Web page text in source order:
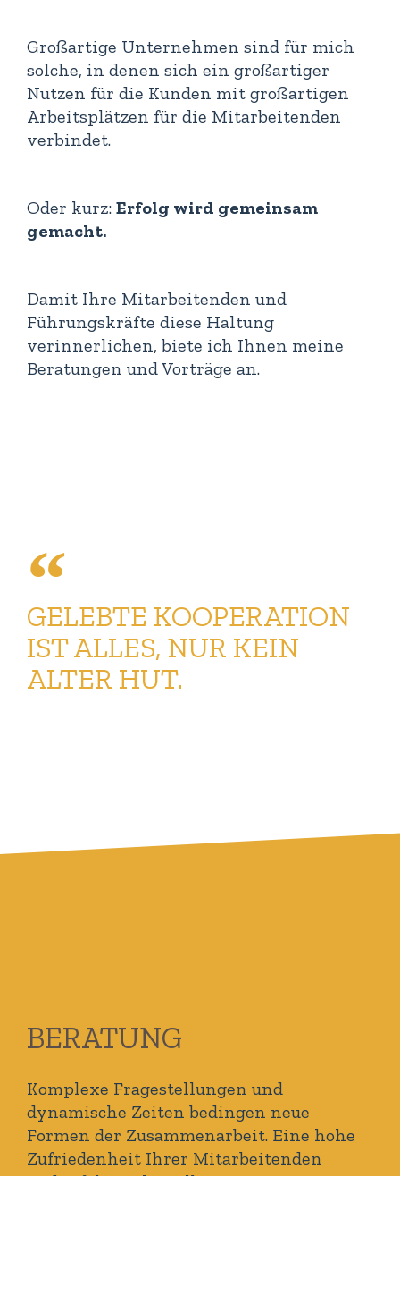
Großartige Unternehmen sind für mich
solche, in denen sich ein großartiger
Nutzen für die Kunden mit großartigen
Arbeitsplätzen für die Mitarbeitenden
verbindet.
Oder kurz: Erfolg wird gemeinsam
gemacht.
Damit Ihre Mitarbeitenden und
Führungskräfte diese Haltung
verinnerlichen, biete ich Ihnen meine
Beratungen und Vorträge an.
GELEBTE KOOPERATION
IST ALLES, NUR KEIN
ALTER HUT.
BERATUNG
Komplexe Fragestellungen und
dynamische Zeiten bedingen neue
Formen der Zusammenarbeit. Eine hohe
Zufriedenheit Ihrer Mitarbeitenden
underfolgreicheSelbstorganisation